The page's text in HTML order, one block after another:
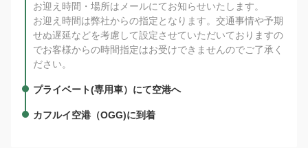
お迎え時間・場所はメールにてお知らせいたします。
お迎え時間は弊社からの指定となります。交通事情や予期
せぬ遅延などを考慮して設定させていただいておりますの
でお客様からの時間指定はお受けできませんのでご了承く
ださい。
プライベート(専用車）にて空港へ
カフルイ空港（OGG)に到着